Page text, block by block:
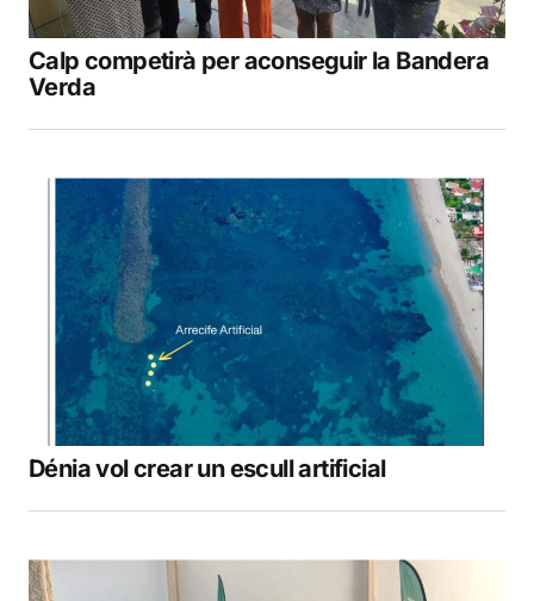
Calp competirà per aconseguir la Bandera
Verda
Dénia vol crear un escull artificial